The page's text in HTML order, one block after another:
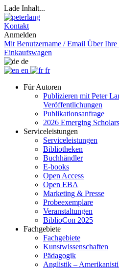
Lade Inhalt...
Kontakt
Anmelden
Mit Benutzername / Email Über Ihre
Einkaufswagen
de
en
fr
Für Autoren
Publizieren mit Peter
Veröffentlichungen
Publikationsanfrage
2026 Emerging
Serviceleistungen
Serviceleistungen
Bibliotheken
Buchhändler
E-books
Open Access
Open EBA
Marketing & Presse
Probeexemplare
Veranstaltungen
BiblioCon 2025
Fachgebiete
Fachgebiete
Kunstwissenschaften
Pädagogik
Anglistik –